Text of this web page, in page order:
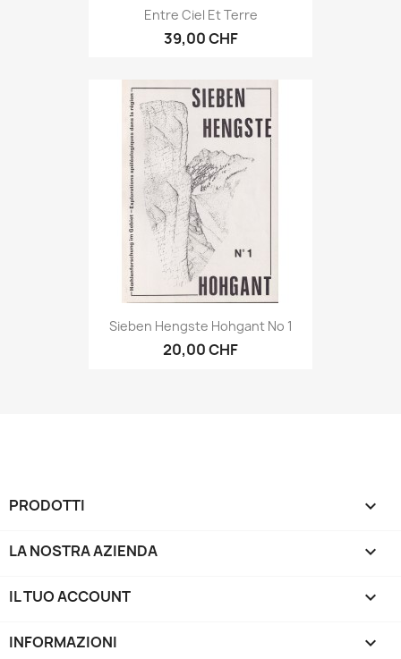
Entre Ciel Et Terre
39,00 CHF
Sieben Hengste Hohgant No 1
20,00 CHF
PRODOTTI 
LA NOSTRA AZIENDA 
IL TUO ACCOUNT 
INFORMAZIONI keyboard_arrow_down